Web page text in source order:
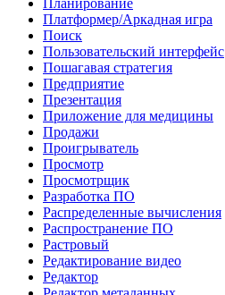
Платформер/Аркадная игра
Поиск
Пользовательский интерфейс
Пошагавая стратегия
Предприятие
Презентация
Приложение для медицины
Продажи
Проигрыватель
Просмотр
Просмотрщик
Разработка ПО
Распределенные вычисления
Распространение ПО
Растровый
Редактирование видео
Редактор